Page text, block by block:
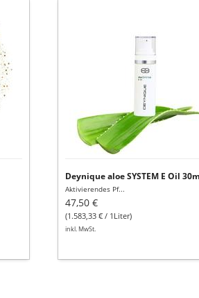
Deynique aloe SYSTEM E Oil
Aktivierendes Pf...
47,50 €
(1.583,33 € / 1Liter)
inkl. MwSt.